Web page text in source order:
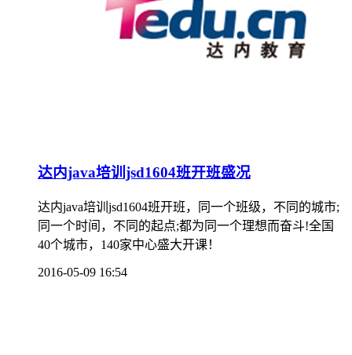
达内java培训jsd1604班开班盛况
达内java培训jsd1604班开班，同一个班级，不同的城市;
同一个时间，不同的起点;都为同一个理想而奋斗!全国
40个城市，140家中心盛大开课！
2016-05-09 16:54